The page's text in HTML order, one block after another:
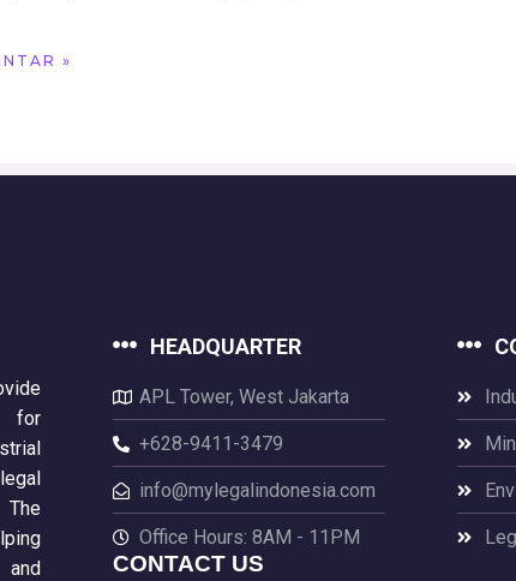
for
HEADQUARTER
APL Tower, West Jakarta
+628-9411-3479
info@mylegalindonesia.com
Office Hours: 8AM - 11PM
CONTACT US